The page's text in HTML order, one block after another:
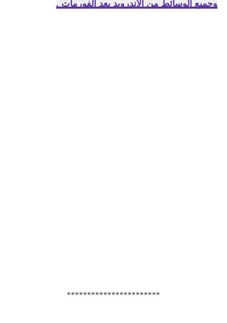
وجميع الوسائط من الاندرويد بعد الفورمات .
***********************